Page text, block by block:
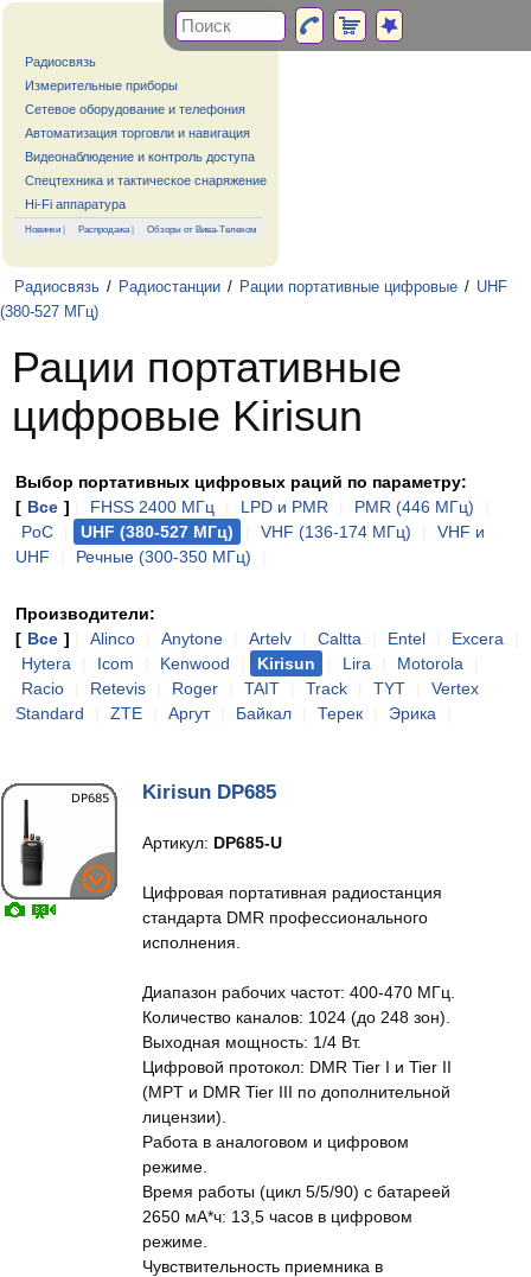
Радиосвязь
Измерительные приборы
Сетевое оборудование и телефония
Автоматизация торговли и навигация
Видеонаблюдение и контроль доступа
Спецтехника и тактическое снаряжение
Hi-Fi аппаратура
Новинки | Распродажа| Обзоры от Вива-Телеком
Радиосвязь / Радиостанции / Рации портативные цифровые / UHF
(380-527 МГц)
Рации портативные
цифровые Kirisun
Выбор портативных цифровых раций по параметру:
[ Все ] FHSS 2400 МГц LPD и PMR PMR (446 МГц)
PoC
UHF (380-527 МГц) VHF (136-174 МГц)
VHF и
UHF
Речные (300-350 МГц)
Производители:
[ Все ] Alinco Anytone Artelv Caltta Entel Excera
Hytera
Icom Kenwood Kirisun Lira Motorola
Racio
Retevis Roger TAIT Track TYT
Vertex
Standard
ZTE Аргут Байкал Терек Эрика
Kirisun DP685
Артикул: DP685-U
Цифровая портативная радиостанция
стандарта DMR профессионального
исполнения.
Диапазон рабочих частот: 400-470 МГц.
Количество каналов: 1024 (до 248 зон).
Выходная мощность: 1/4 Вт.
Цифровой протокол: DMR Tier I и Tier II
(MPT и DMR Tier III по дополнительной
лицензии).
Работа в аналоговом и цифровом
режиме.
Время работы (цикл 5/5/90) с батареей
2650 мА*ч: 13,5 часов в цифровом
режиме.
Чувствительность приемника в